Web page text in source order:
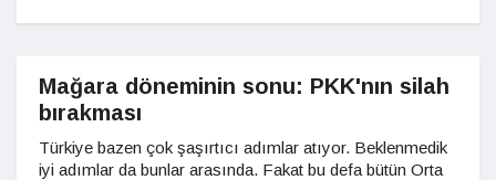
Mağara döneminin sonu: PKK'nın silah
bırakması
Türkiye bazen çok şaşırtıcı adımlar atıyor. Beklenmedik
iyi adımlar da bunlar arasında. Fakat bu defa bütün Orta